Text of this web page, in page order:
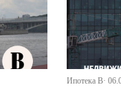
Ипотека В·